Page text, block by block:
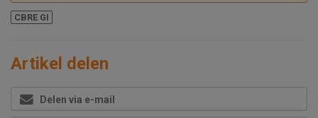
CBRE GI
Artikel delen
Delen via e-mail